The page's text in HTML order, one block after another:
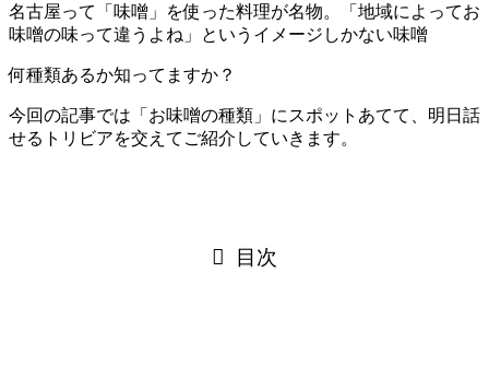
名古屋って「味噌」を使った料理が名物。「地域によってお
味噌の味って違うよね」というイメージしかない味噌
何種類あるか知ってますか？
今回の記事では「お味噌の種類」にスポットあてて、明日話
せるトリビアを交えてご紹介していきます。
目次